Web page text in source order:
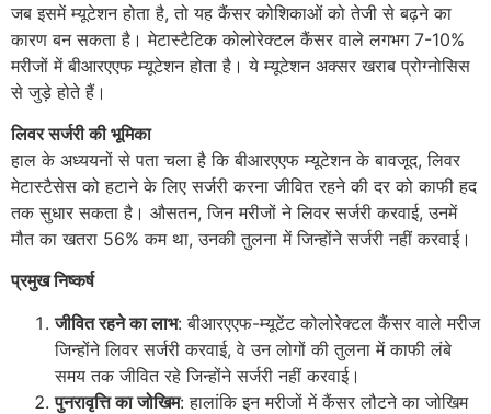
जब इसमें म्यूटेशन होता है, तो यह कैंसर कोशिकाओं को तेजी से बढ़ने का
कारण बन सकता है। मेटास्टैटिक कोलोरेक्टल कैंसर वाले लगभग 7-10%
मरीजों में बीआरएएफ म्यूटेशन होता है। ये म्यूटेशन अक्सर खराब प्रोग्नोसिस
से जुड़े होते हैं।
लिवर सर्जरी की भूमिका
हाल के अध्ययनों से पता चला है कि बीआरएएफ म्यूटेशन के बावजूद, लिवर
मेटास्टैसेस को हटाने के लिए सर्जरी करना जीवित रहने की दर को काफी हद
तक सुधार सकता है। औसतन, जिन मरीजों ने लिवर सर्जरी करवाई, उनमें
मौत का खतरा 56% कम था, उनकी तुलना में जिन्होंने सर्जरी नहीं करवाई।
प्रमुख निष्कर्ष
जीवित रहने का लाभ: बीआरएएफ-म्यूटेंट कोलोरेक्टल कैंसर वाले मरीज
जिन्होंने लिवर सर्जरी करवाई, वे उन लोगों की तुलना में काफी लंबे
समय तक जीवित रहे जिन्होंने सर्जरी नहीं करवाई।
पुनरावृत्ति का जोखिम: हालांकि इन मरीजों में कैंसर लौटने का जोखिम